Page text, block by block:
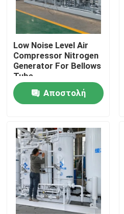
Σπίτι
Προϊόντα
Επισκεψή εργοστασίου
Έλεγχος ποιότητας
Low Noise Level Air
Compressor Nitrogen
Generator For Bellows
Tube
Αποστολή